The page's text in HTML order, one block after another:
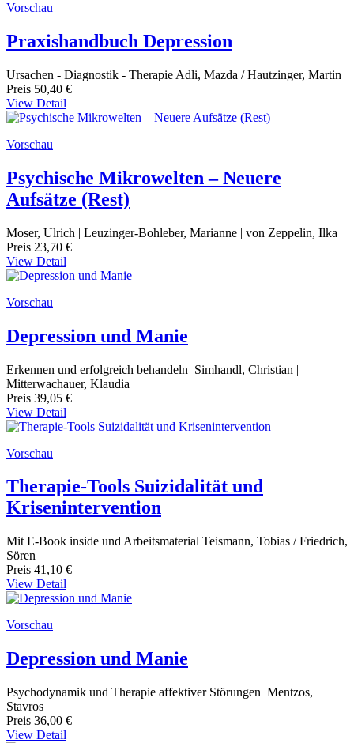
Vorschau
Praxishandbuch Depression
Ursachen - Diagnostik - Therapie Adli, Mazda / Hautzinger, Martin
Preis 50,40 €
View Detail
Vorschau
Psychische Mikrowelten – Neuere
Aufsätze (Rest)
Moser, Ulrich | Leuzinger-Bohleber, Marianne | von Zeppelin, Ilka
Preis 23,70 €
View Detail
Vorschau
Depression und Manie
Erkennen und erfolgreich behandeln Simhandl, Christian |
Mitterwachauer, Klaudia
Preis 39,05 €
View Detail
Vorschau
Therapie-Tools Suizidalität und
Krisenintervention
Mit E-Book inside und Arbeitsmaterial Teismann, Tobias / Friedrich,
Sören
Preis 41,10 €
View Detail
Vorschau
Depression und Manie
Psychodynamik und Therapie affektiver Störungen Mentzos,
Stavros
Preis 36,00 €
View Detail